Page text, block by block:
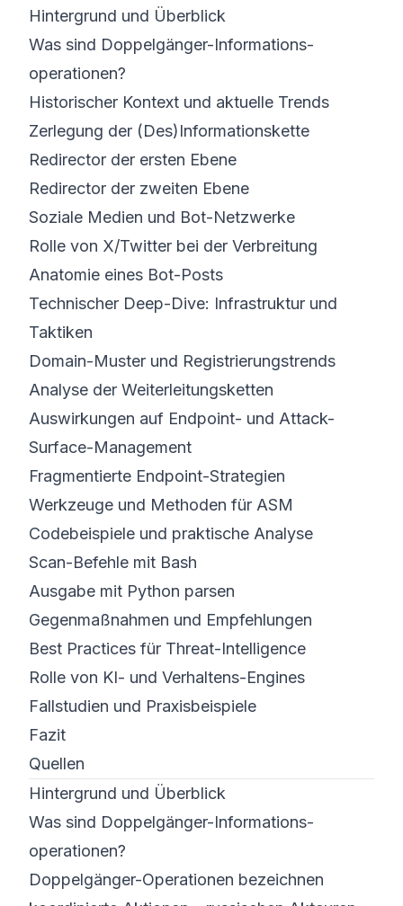
Hintergrund und Überblick
Was sind Doppelgänger-Informations­
operationen?
Historischer Kontext und aktuelle Trends
Zerlegung der (Des)Informations­kette
Redirector der ersten Ebene
Redirector der zweiten Ebene
Soziale Medien und Bot-Netzwerke
Rolle von X/Twitter bei der Verbreitung
Anatomie eines Bot-Posts
Technischer Deep-Dive: Infrastruktur und
Taktiken
Domain-Muster und Registrierungs­trends
Analyse der Weiterleitungs­ketten
Auswirkungen auf Endpoint- und Attack-
Surface-Management
Fragmentierte Endpoint-Strategien
Werkzeuge und Methoden für ASM
Codebeispiele und praktische Analyse
Scan-Befehle mit Bash
Ausgabe mit Python parsen
Gegenmaßnahmen und Empfehlungen
Best Practices für Threat-Intelligence
Rolle von KI- und Verhaltens-Engines
Fallstudien und Praxisbeispiele
Fazit
Quellen
Hintergrund und Überblick
Was sind Doppelgänger-Informations­
operationen?
Doppelgänger-Operationen bezeichnen